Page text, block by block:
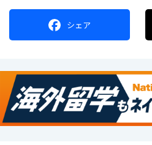
シェア